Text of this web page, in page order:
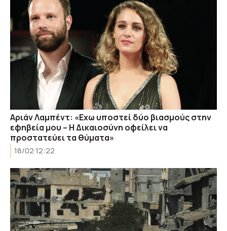
Αριάν Λαμπέντ: «Εχω υποστεί δύο βιασμούς στην
εφηβεία μου – Η Δικαιοσύνη οφείλει να
προστατεύει τα θύματα»
18/02 12:22